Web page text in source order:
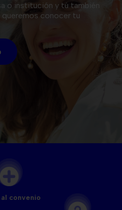
o institución y tú también
queremos conocer tu
convenio